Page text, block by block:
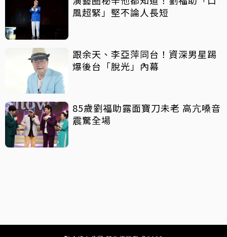
風超緊」堅不論人長短
跟余天、李亞萍同台！資深男星踢
爆後台「脫光」內幕
85歲劉福助露面寶刀未老 高亢嗓音
震驚全場